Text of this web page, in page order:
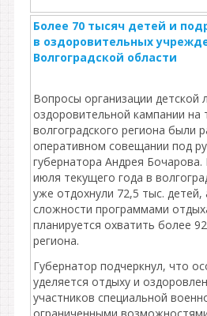
Более 70 тысяч детей и
в оздоровительных
Волгоградской области
Вопросы организации детской
оздоровительной кампании на
волгоградского региона были
оперативном совещании под
губернатора Андрея
июля текущего года в
уже отдохнули 72,5 тыс.
сложности программами
планируется охватить более
региона.
Губернатор подчеркнул, что
уделяется отдыху и
участников специальной